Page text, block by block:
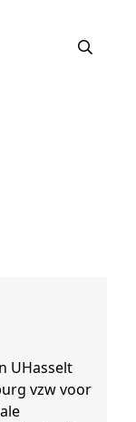
UHasselt
vzw voor